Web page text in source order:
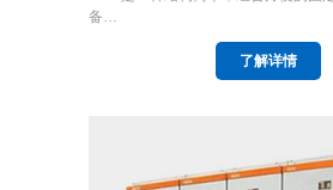
备…
了解详情